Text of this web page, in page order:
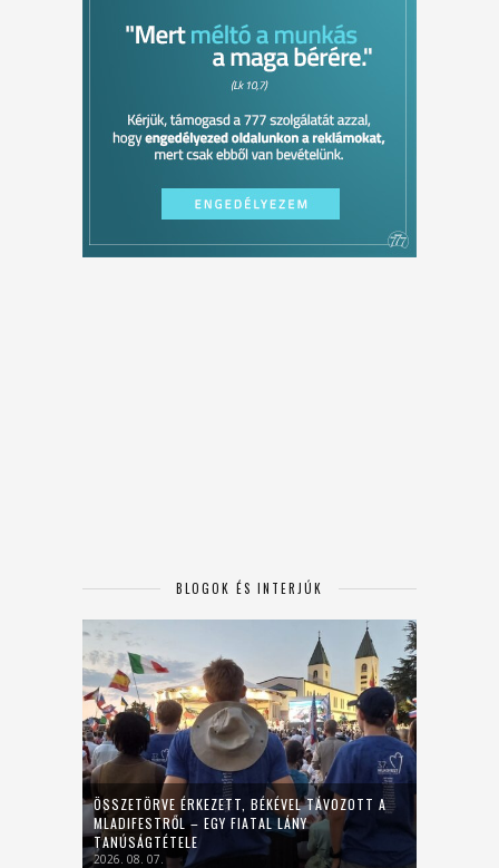
BLOGOK ÉS INTERJÚK
ÖSSZETÖRVE ÉRKEZETT, BÉKÉVEL TÁVOZOTT A
MLADIFESTRŐL – EGY FIATAL LÁNY
TANÚSÁGTÉTELE
2026. 08. 07.